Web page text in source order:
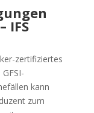
IFS
zertifiziertes
kann
zum